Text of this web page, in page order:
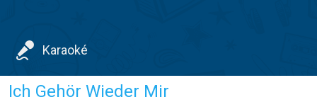
Karaoké
Ich Gehör Wieder Mir